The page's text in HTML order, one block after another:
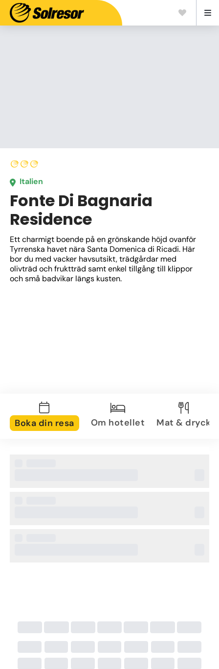
Italien
Fonte Di Bagnaria
Residence
Ett charmigt boende på en grönskande höjd ovanför
Tyrrenska havet nära Santa Domenica di Ricadi. Här
bor du med vacker havsutsikt, trädgårdar med
olivträd och fruktträd samt enkel tillgång till klippor
och små badvikar längs kusten.
Boka din resa Om hotellet Mat & dryck